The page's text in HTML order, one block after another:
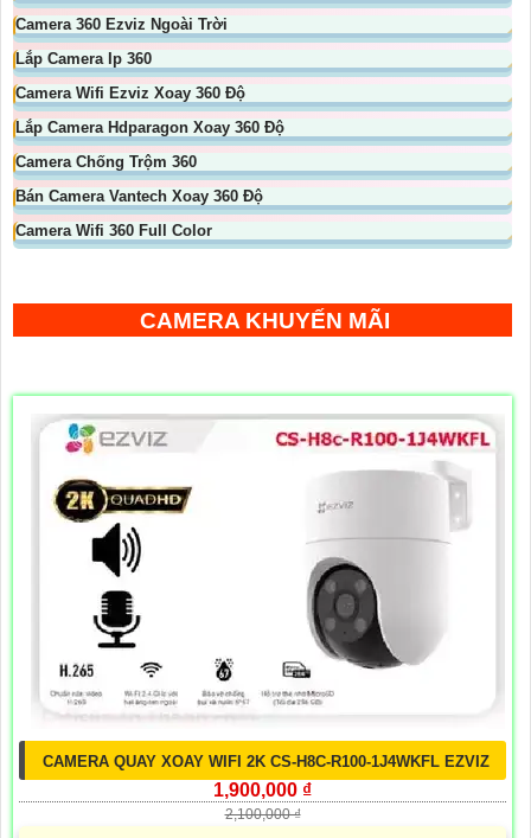
Camera 360 Ezviz Ngoài Trời
Lắp Camera Ip 360
Camera Wifi Ezviz Xoay 360 Độ
Lắp Camera Hdparagon Xoay 360 Độ
Camera Chống Trộm 360
Bán Camera Vantech Xoay 360 Độ
Camera Wifi 360 Full Color
CAMERA KHUYẾN MÃI
CAMERA QUAY XOAY WIFI 2K CS-H8C-R100-1J4WKFL EZVIZ
1,900,000 ₫
2,100,000 ₫